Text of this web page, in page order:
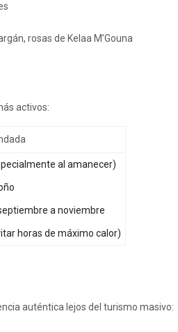
rosas de Kelaa M’Gouna
activos:
al amanecer)
a noviembre
horas de máximo calor)
auténtica lejos del turismo masivo: